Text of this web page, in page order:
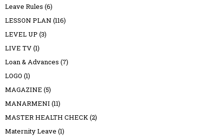
Leave Rules (6)
LESSON PLAN (116)
LEVEL UP (3)
LIVE TV(1)
Loan & Advances (7)
LOGO (1)
MAGAZINE (5)
MANARMENI (11)
MASTER HEALTH CHECK(2)
Maternity Leave (1)